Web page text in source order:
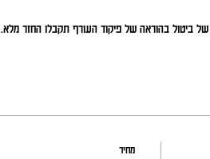
של ביטול בהוראה של פיקוד העורף תקבלו החזר מלא.
מחיר